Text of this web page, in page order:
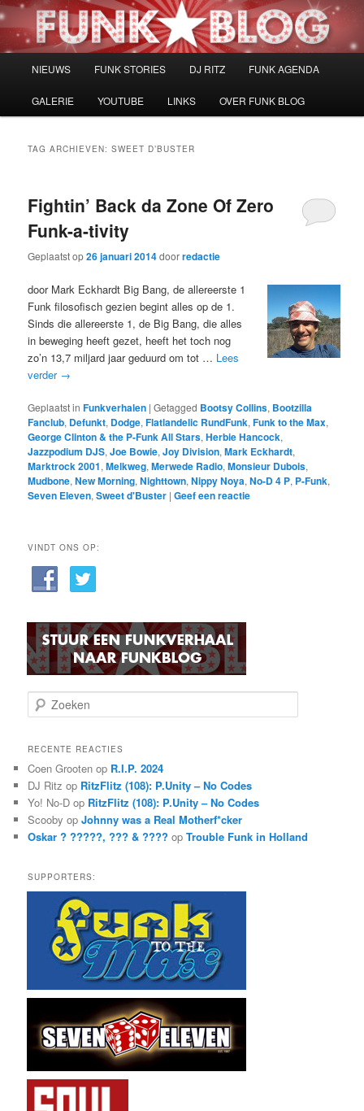
Spring
naar
Spring
naar
NIEUWS FUNK STORIES DJ RITZ FUNK AGENDA
GALERIE YOUTUBE LINKS OVER FUNK BLOG
TAG ARCHIEVEN:SWEET D’BUSTER
Fightin’ Back da Zone Of Zero
Funk-a-tivity
Geplaatst op26 januari 2014doorredactie
door Mark Eckhardt Big Bang, de allereerste 1
Funk filosofisch gezien begint alles op de 1.
Sinds die allereerste 1, de Big Bang, die alles
in beweging heeft gezet, heeft het toch nog
zo’n 13,7 miljard jaar geduurd om tot … Lees
verder →
Geplaatst in Funkverhalen |Getagged Bootsy Collins, Bootzilla
Fanclub, Defunkt, Dodge,Flatlandelic RundFunk,Funk to the Max,
George Clinton & the P-Funk All Stars,Herbie Hancock,
Jazzpodium DJS,Joe Bowie,Joy Division,Mark Eckhardt,
Marktrock 2001,Melkweg,Merwede Radio,Monsieur Dubois,
Mudbone,New Morning,Nighttown,Nippy Noya,No-D 4 P, P-Funk,
Seven Eleven,Sweet d'Buster |Geef een reactie
VINDT ONS OP:
o
k
n
RECENTE REACTIES
Coen Grooten op R.I.P. 2024
DJ Ritz op RitzFlitz (108): P.Unity – No Codes
Yo! No-D op RitzFlitz (108): P.Unity – No Codes
Scooby opJohnny was a Real Motherf*cker
Oskar ? ?????, ??? & ???? opTrouble Funk in Holland
SUPPORTERS: